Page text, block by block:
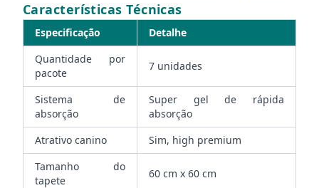
Características Técnicas
Especificação
Detalhe
Quantidade por
pacote
7 unidades
Sistema de
absorção
Super gel de rápida
absorção
Atrativo canino
Sim, high premium
Tamanho do
tapete
60 cm x 60 cm